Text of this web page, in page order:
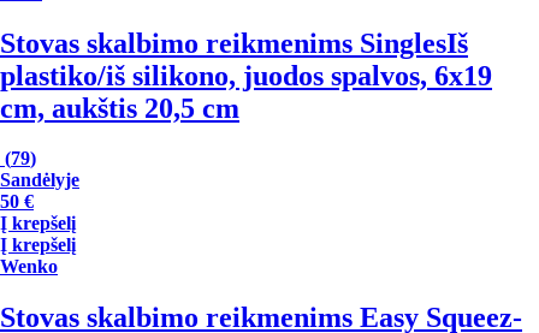
Stovas skalbimo reikmenims SinglesIš
plastiko/iš silikono, juodos spalvos, 6x19
cm, aukštis 20,5 cm
(79)
Sandėlyje
50 €
Į krepšelį
Į krepšelį
Wenko
Stovas skalbimo reikmenims Easy Squeez-